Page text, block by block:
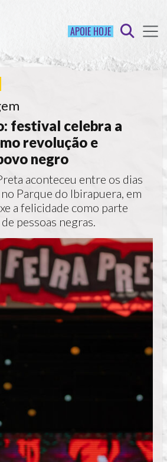
APOIE HOJE
festival celebra a
revolução e
negro
aconteceu entre os dias
Parque do Ibirapuera, em
a felicidade como parte
pessoas negras.